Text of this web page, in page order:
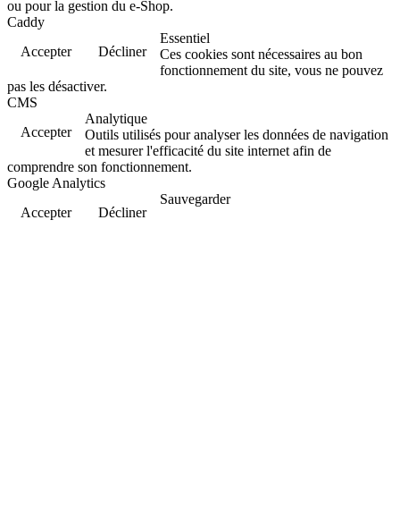
ou pour la gestion du e-Shop.
Caddy
Accepter
Décliner
Essentiel
Ces cookies sont nécessaires au bon
fonctionnement du site, vous ne pouvez
pas les désactiver.
CMS
Accepter
Analytique
Outils utilisés pour analyser les données de navigation
et mesurer l'efficacité du site internet afin de
comprendre son fonctionnement.
Google Analytics
Accepter
Décliner
Sauvegarder